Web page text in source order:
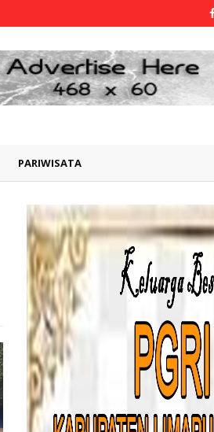
PARIWISATA